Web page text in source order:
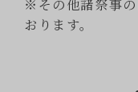
※その他諸祭事
おります。